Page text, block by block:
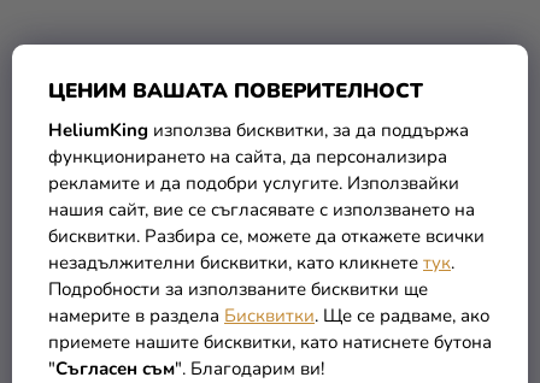
ЦЕНИМ ВАШАТА ПОВЕРИТЕЛНОСТ
HeliumKing използва бисквитки, за да поддържа
функционирането на сайта, да персонализира
рекламите и да подобри услугите. Използвайки
нашия сайт, вие се съгласявате с използването на
бисквитки. Разбира се, можете да откажете всички
незадължителни бисквитки, като кликнете тук.
Подробности за използваните бисквитки ще
намерите в раздела Бисквитки. Ще се радваме, ако
приемете нашите бисквитки, като натиснете бутона
"Съгласен съм". Благодарим ви!
Свободностоящ балон
от фолио 4 сребрист
74см
Свободностоящ балон
от фолио 5 дъга 74см